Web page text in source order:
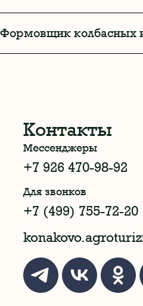
Формовщик колбасных
Контакты
+7 926 470-98-92
+7 (499) 755-72-20
Для звонков
Мессенджеры